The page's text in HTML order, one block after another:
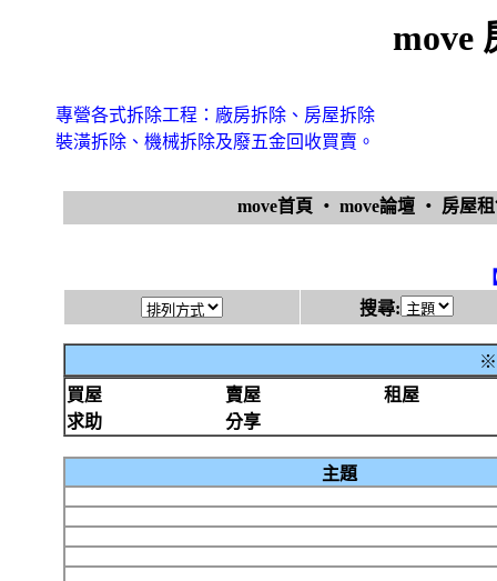
move
專營各式拆除工程：廠房拆除、房屋拆除
裝潢拆除、機械拆除及廢五金回收買賣。
move首頁 ‧ move論壇 ‧ 房屋
搜尋:
※
買屋
賣屋
租屋
求助
分享
主題